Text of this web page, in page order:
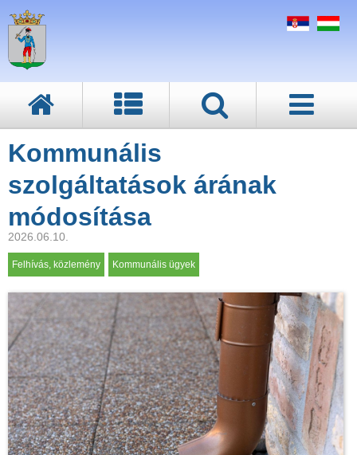
Kommunális
szolgáltatások árának
módosítása
2026.06.10.
Felhívás, közlemény Kommunális ügyek